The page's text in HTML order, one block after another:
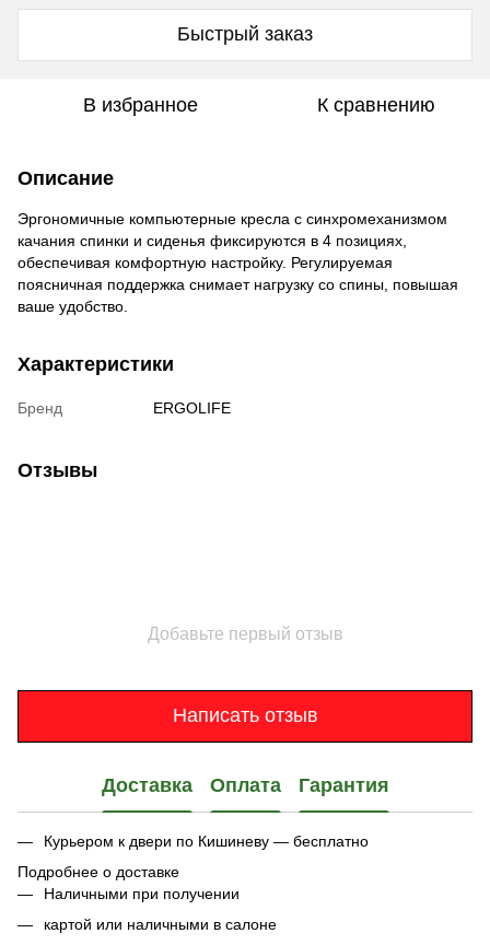
Быстрый заказ
В избранное К сравнению
Описание
Эргономичные компьютерные кресла с синхромеханизмом
качания спинки и сиденья фиксируются в 4 позициях,
обеспечивая комфортную настройку. Регулируемая
поясничная поддержка снимает нагрузку со спины, повышая
ваше удобство.
Характеристики
Бренд ERGOLIFE
Отзывы
Добавьте первый отзыв
Написать отзыв
Доставка Оплата Гарантия
Курьером к двери по Кишиневу — бесплатно
Подробнее о доставке
Наличными при получении
картой или наличными в салоне